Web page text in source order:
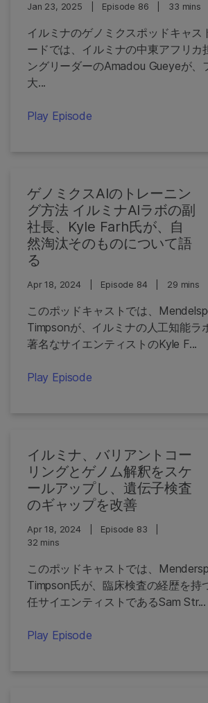
Jan 23, 2025 Episode 86 33 mins
イルミナのゲノミクスポッドキャス
ードでは、イルミナの中東アフリカ
ングリーダーのAmadou Gueyeが、
大...
Play Episode
ゲノミクスAIのトレーニン
グ方法 イルミナAIラボの副
社長、Kyle Farh氏が、自
然淘汰そのものについて語
る
Apr 18, 2024 Episode 84 29 mins
このポッドキャストでは、
Timpsonが、イルミナの人工知能ラ
著名なサイエンティストのKyle F...
Play Episode
イルミナ、バリアントコー
リングとゲノム解釈をスケ
ールアップし、遺伝子検査
のギャップを改善
Apr 18, 2024 Episode 83
32 mins
このポッドキャストでは、
Timpson氏が、臨床検査の経歴を持
任サイエンティストであるSam Str...
Play Episode